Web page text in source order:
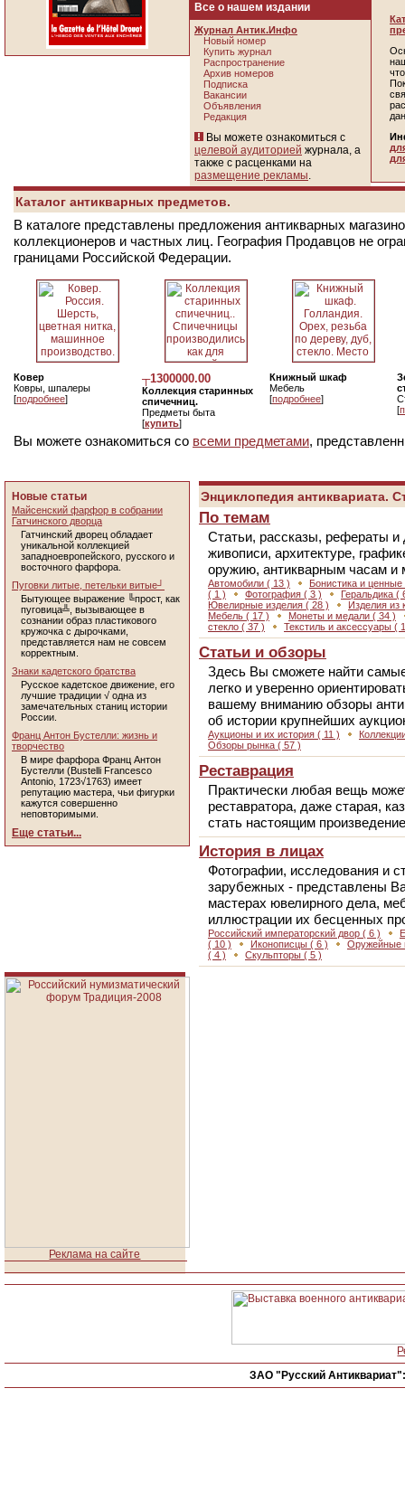
Все о нашем издании
Журнал Антик.Инфо
Новый номер
Купить журнал
Распространение
Архив номеров
Подписка
Вакансии
Объявления
Редакция
Вы можете ознакомиться с
целевой аудиторией журнала, а
также с расценками на
размещение рекламы.
Каталог антикварных предметов.
В каталоге представлены предложения антикварных
коллекционеров и частных лиц. География Продавцов не
границами Российской Федерации.
Ковер
Ковры, шпалеры
[подробнее]
┬1300000.00
Коллекция старинных
спичечниц.
Предметы быта
[купить]
Книжный шкаф
Мебель
[подробнее]
[
Вы можете ознакомиться со всеми предметами,
Новые статьи
Майсенский фарфор в собрании
Гатчинского дворца
Гатчинский дворец обладает
уникальной коллекцией
западноевропейского, русского и
восточного фарфора.
Пуговки литые, петельки витые┘
Бытующее выражение ╚прост, как
пуговица╩, вызывающее в
сознании образ пластикового
кружочка с дырочками,
представляется нам не совсем
корректным.
Знаки кадетского братства
Русское кадетское движение, его
лучшие традиции √ одна из
замечательных станиц истории
России.
Франц Антон Бустелли: жизнь и
творчество
В мире фарфора Франц Антон
Бустелли (Bustelli Francesco
Antonio, 1723√1763) имеет
репутацию мастера, чьи фигурки
кажутся совершенно
неповторимыми.
Еще статьи...
Энциклопедия антиквариата.
По темам
Статьи, рассказы, рефераты и
живописи, архитектуре,
оружию, антикварным часам и
Автомобили ( 13 )
Бонистика и
( 1 )
Фотография ( 3 ) Геральдика (
Ювелирные изделия ( 28 )
Изделия из
Мебель ( 17 ) Монеты и медали ( 34 )
стекло ( 37 ) Текстиль и аксессуары (
Статьи и обзоры
Здесь Вы сможете найти
легко и уверенно
вашему вниманию обзоры
об истории крупнейших
Аукционы и их история ( 11 )
Обзоры рынка ( 57 )
Реставрация
Практически любая вещь
реставратора, даже старая,
стать настоящим
История в лицах
Фотографии, исследования и
зарубежных - представлены
мастерах ювелирного дела,
иллюстрации их бесценных
Российский императорский двор ( 6 )
( 10 )
Иконописцы ( 6 )
Оружейные
( 4 )
Скульпторы ( 5 )
Реклама на сайте
ЗАО "Русский Антиквариат":